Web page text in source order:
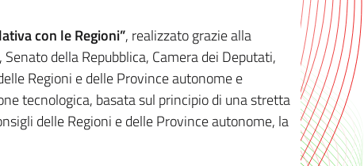
con le Regioni”, realizzato grazie alla
della Repubblica, Camera dei Deputati,
Regioni e delle Province autonome e
tecnologica, basata sul principio di una stretta
delle Regioni e delle Province autonome, la